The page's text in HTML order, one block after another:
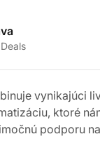
vynikajúci
ktoré
podporu